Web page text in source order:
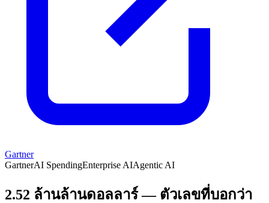
Gartner
GartnerAI SpendingEnterprise AIAgentic AI
2.52 ล้านล้านดอลลาร์ — ตัวเลขที่บอกว่า